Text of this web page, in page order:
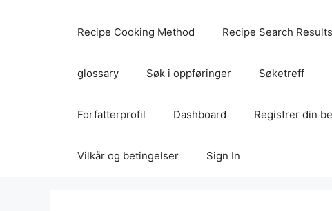
Recipe Cooking Method Recipe Search Results
glossary Søk i oppføringer Søketreff
Forfatterprofil Dashboard Registrer din
Vilkår og betingelser Sign In